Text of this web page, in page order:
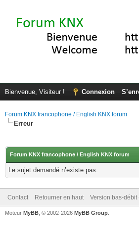
Bienvenue, Visiteur ! Connexion
Forum KNX francophone / English KNX forum
Erreur
Forum KNX francophone / English KNX forum
Le sujet demandé n’existe pas.
Contact Retourner en haut Version bas-débit
Moteur MyBB , © 2002-2026 MyBB Group